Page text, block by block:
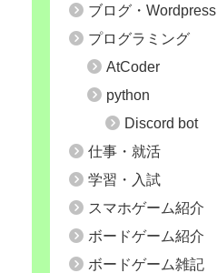
ブログ・Wordpress
プログラミング
AtCoder
python
Discord bot
仕事・就活
学習・入試
スマホゲーム紹介
ボードゲーム紹介
ボードゲーム雑記